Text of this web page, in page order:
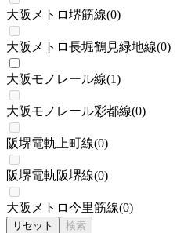
大阪メトロ堺筋線(0)
大阪メトロ長堀鶴見緑地線(0)
大阪モノレール線(1)
大阪モノレール彩都線(0)
阪堺電軌上町線(0)
阪堺電軌阪堺線(0)
大阪メトロ今里筋線(0)
リセット 検索